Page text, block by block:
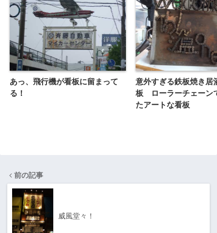
あっ、飛行機が看板に留まって
る！
意外すぎる鉄板焼き居
板 ローラーチェーン
たアートな看板
前の記事
威風堂々！